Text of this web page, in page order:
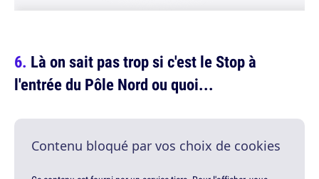
Là on sait pas trop si c'est le Stop à
l'entrée du Pôle Nord ou quoi...
Contenu bloqué par vos choix de cookies